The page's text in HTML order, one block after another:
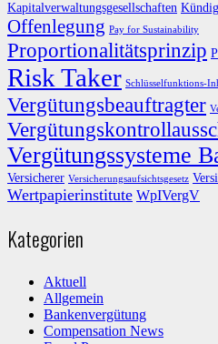
Kapitalverwaltungsgesellschaften
Offenlegung Pay for Sustainability
Proportionalitätsprinzip
Risk Taker Schlüsselfunktions-
Vergütungsbeauftragter
Vergütungssysteme
Versicherer Versicherungsaufsichtsgesetz
Wertpapierinstitute WpIVergV
Kategorien
Aktuell
Allgemein
Bankenvergütung
Compensation News